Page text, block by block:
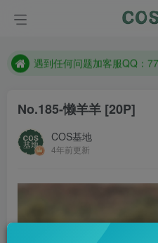
防失联：百度搜索《一七天
遇到任何问题加客服QQ：
No.185-懒羊羊 [20P]
COS基地
4年前更新